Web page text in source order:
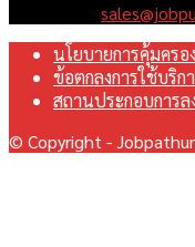
นโยบายการคุ้มคร
ข้อตกลงการใช้บริก
สถานประกอบการล
© Copyright -